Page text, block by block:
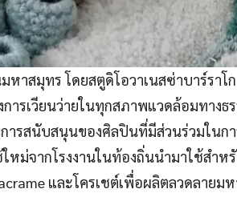
หาสมุทร โดยสตูดิโอวาเนสซ่าบาร์รา
ารเวียนว่ายในทุกสภาพแวดล้อมทาง
ารสนับสนุนของศิลปินที่มีส่วนร่วมในก
หม่จากโรงงานในท้องถิ่นนำมาใช้สำ
และโครเชต์เพื่อผลิตลวดลายม